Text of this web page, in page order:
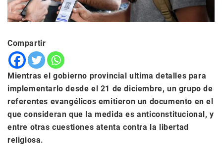
Compartir
Mientras el gobierno provincial ultima detalles para
implementarlo desde el 21 de diciembre, un grupo de
referentes evangélicos emitieron un documento en el
que consideran que la medida es anticonstitucional, y
entre otras cuestiones atenta contra la libertad
religiosa.